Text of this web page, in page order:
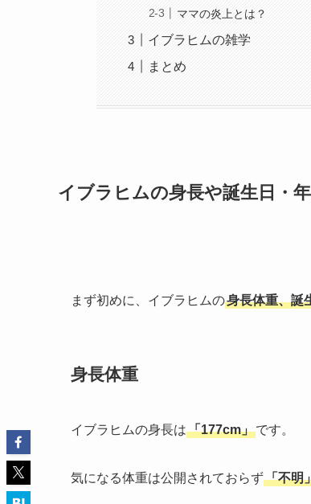
ママの炎上とは？
イブラヒムの雑学
まとめ
イブラヒムの身長や誕生日・
まず初めに、イブラヒムの身長体重、誕
身長体重
イブラヒムの身長は「177cm」です。
気になる体重は公開されておらず「不明